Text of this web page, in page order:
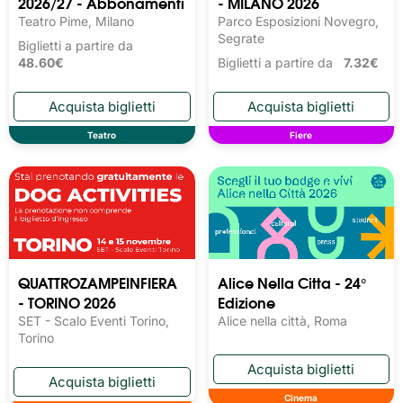
Teatro Pime, Milano
Biglietti a partire da
48.60€
Teatro
Parco Esposizioni Novegro,
Segrate
Biglietti a partire da 7.32€
Fiere
QUATTROZAMPEINFIERA
- TORINO 2026
SET - Scalo Eventi Torino,
Torino
Alice Nella Citta - 24°
Edizione
Alice nella città, Roma
Cinema